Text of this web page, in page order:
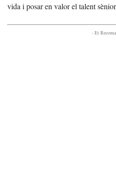
vida i posar en valor el talent
- Et